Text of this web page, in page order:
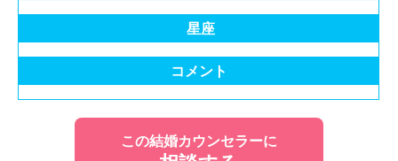
星座
コメント
この結婚カウンセラーに